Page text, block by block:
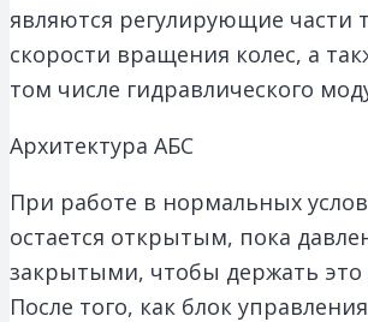
являются регулирующие
скорости вращения колес, а
том числе гидравлического
Архитектура АБС
При работе в нормальных
остается открытым, пока
закрытыми, чтобы держать
После того, как блок